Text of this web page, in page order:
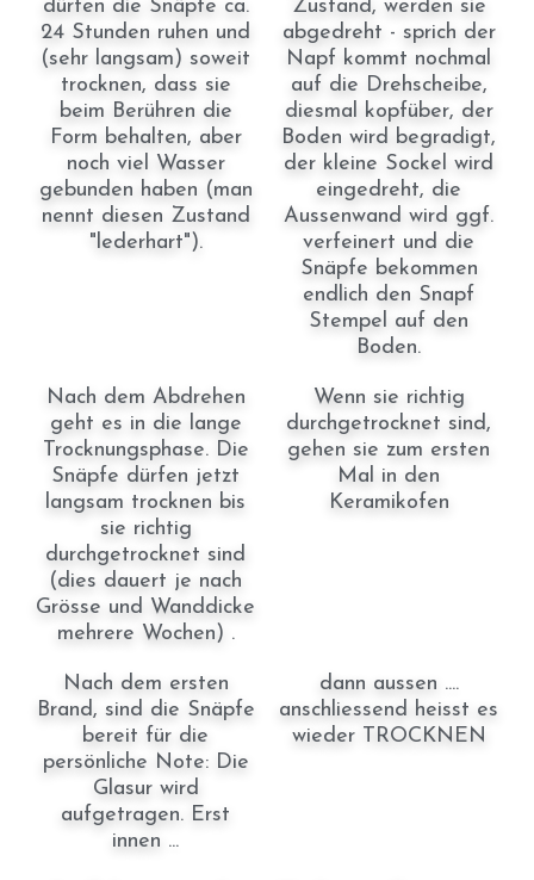
dürfen die Snäpfe ca.
24 Stunden ruhen und
(sehr langsam) soweit
trocknen, dass sie
beim Berühren die
Form behalten, aber
noch viel Wasser
gebunden haben (man
nennt diesen Zustand
"lederhart").
Zustand, werden sie
abgedreht - sprich der
Napf kommt nochmal
auf die Drehscheibe,
diesmal kopfüber, der
Boden wird begradigt,
der kleine Sockel wird
eingedreht, die
Aussenwand wird ggf.
verfeinert und die
Snäpfe bekommen
endlich den Snapf
Stempel auf den
Boden.
Nach dem Abdrehen
geht es in die lange
Trocknungsphase. Die
Snäpfe dürfen jetzt
langsam trocknen bis
sie richtig
durchgetrocknet sind
(dies dauert je nach
Grösse und Wanddicke
mehrere Wochen) .
Wenn sie richtig
durchgetrocknet sind,
gehen sie zum ersten
Mal in den
Keramikofen
Nach dem ersten
Brand, sind die Snäpfe
bereit für die
persönliche Note: Die
Glasur wird
aufgetragen. Erst
innen ...
dann aussen ....
anschliessend heisst es
wieder TROCKNEN